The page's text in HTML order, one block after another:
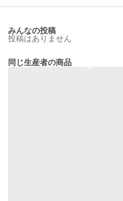
みんなの投稿
投稿はありません
同じ生産者の商品